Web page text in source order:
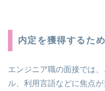
内定を獲得するた
エンジニア職の面接では
ル、利用言語などに焦点